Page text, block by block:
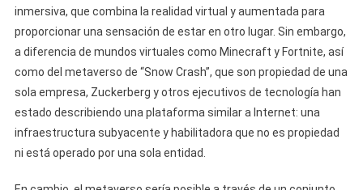
inmersiva, que combina la realidad virtual y aumentada para
proporcionar una sensación de estar en otro lugar. Sin embargo,
a diferencia de mundos virtuales como Minecraft y Fortnite, así
como del metaverso de “Snow Crash”, que son propiedad de una
sola empresa, Zuckerberg y otros ejecutivos de tecnología han
estado describiendo una plataforma similar a Internet: una
infraestructura subyacente y habilitadora que no es propiedad
ni está operado por una sola entidad.